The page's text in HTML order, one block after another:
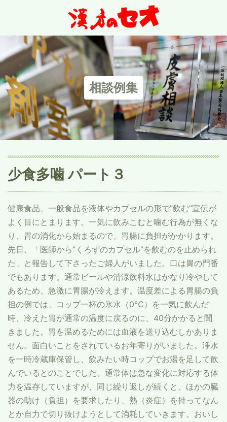
相談例集
少食多噛 パート３
健康食品、一般食品を液体やカプセルの形で”飲む”宣伝が
よく目にとまります。一気に飲みこむと噛む行為が無くな
り、胃の消化から始まるので、胃腸に負担がかかります。
先日、「医師から”くろずのカプセル”を飲むのを止められ
た」と報告して下さったご婦人がいました。口は胃の門番
でもあります。通常ビールや清涼飲料水はかなり冷やして
あるため、急激に胃腸が冷えます。温度差による胃腸の負
担の例では、コップ一杯の氷水（0℃）を一気に飲んだ
時、冷えた胃が通常の温度に戻るのに、40分かかると聞
きました。胃を温めるためには血液を送り込むしかありま
せん。面白いことをされているお年寄りがいました。浄水
を一時冷蔵庫保管し、飲みたい時コップでお湯を足して飲
んでいるとのことでした。通常体は急な変化に対応する体
力を温存していますが、同じ繰り返しが続くと、ほかの臓
器の助け（負担）を要求したり、熱（炎症）を持ってなん
とか自力で切り抜けようとして消耗していきます。おいし